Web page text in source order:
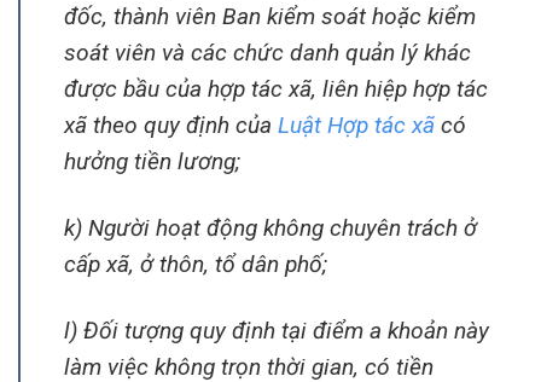
đốc, thành viên Ban kiểm soát hoặc kiểm
soát viên và các chức danh quản lý khác
được bầu của hợp tác xã, liên hiệp hợp tác
xã theo quy định của Luật Hợp tác xã có
hưởng tiền lương;
k) Người hoạt động không chuyên trách ở
cấp xã, ở thôn, tổ dân phố;
l) Đối tượng quy định tại điểm a khoản này
làm việc không trọn thời gian, có tiền